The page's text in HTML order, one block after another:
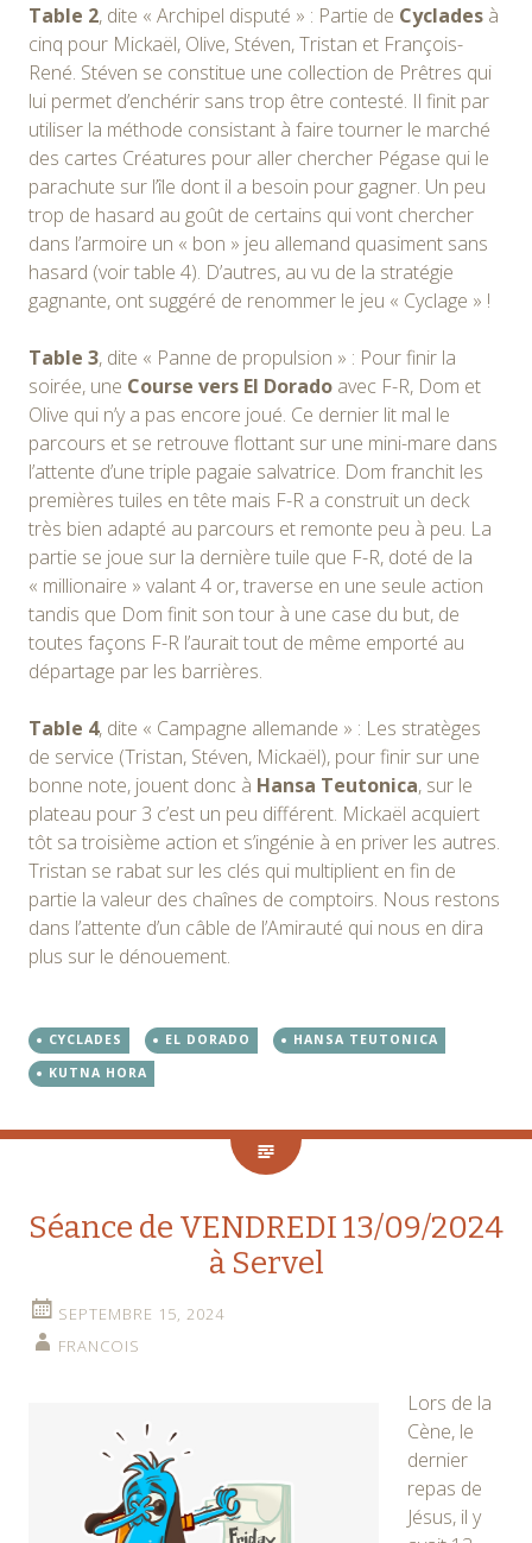
Table 2, dite « Archipel disputé » : Partie de Cyclades à
cinq pour Mickaël, Olive, Stéven, Tristan et François-
René. Stéven se constitue une collection de Prêtres qui
lui permet d’enchérir sans trop être contesté. Il finit par
utiliser la méthode consistant à faire tourner le marché
des cartes Créatures pour aller chercher Pégase qui le
parachute sur l’île dont il a besoin pour gagner. Un peu
trop de hasard au goût de certains qui vont chercher
dans l’armoire un « bon » jeu allemand quasiment sans
hasard (voir table 4). D’autres, au vu de la stratégie
gagnante, ont suggéré de renommer le jeu « Cyclage » !
Table 3, dite « Panne de propulsion » : Pour finir la
soirée, une Course vers El Dorado avec F-R, Dom et
Olive qui n’y a pas encore joué. Ce dernier lit mal le
parcours et se retrouve flottant sur une mini-mare dans
l’attente d’une triple pagaie salvatrice. Dom franchit les
premières tuiles en tête mais F-R a construit un deck
très bien adapté au parcours et remonte peu à peu. La
partie se joue sur la dernière tuile que F-R, doté de la
« millionaire » valant 4 or, traverse en une seule action
tandis que Dom finit son tour à une case du but, de
toutes façons F-R l’aurait tout de même emporté au
départage par les barrières.
Table 4, dite « Campagne allemande » : Les stratèges
de service (Tristan, Stéven, Mickaël), pour finir sur une
bonne note, jouent donc à Hansa Teutonica, sur le
plateau pour 3 c’est un peu différent. Mickaël acquiert
tôt sa troisième action et s’ingénie à en priver les autres.
Tristan se rabat sur les clés qui multiplient en fin de
partie la valeur des chaînes de comptoirs. Nous restons
dans l’attente d’un câble de l’Amirauté qui nous en dira
plus sur le dénouement.
CYCLADES EL DORADO
HANSA TEUTONICA
KUTNA HORA
Séance de VENDREDI 13/09/2024
à Servel
SEPTEMBRE 15, 2024
FRANCOIS
Lors de la
Cène, le
dernier
repas de
Jésus, il y